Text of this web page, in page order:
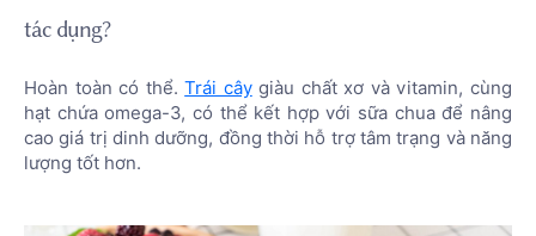
tác dụng?
Hoàn toàn có thể.Trái câygiàu chất xơ và vitamin, cùng
hạt chứa omega-3, có thể kết hợp với sữa chua để nâng
cao giá trị dinh dưỡng, đồng thời hỗ trợ tâm trạng và năng
lượng tốt hơn.